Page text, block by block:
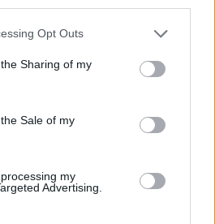
Opt Outs
Sharing of my
Sale of my
my
Advertising.
naprakész gazdasági és
a helyi kkv-szektort.
jelentkezésAz IMF 13%-os
államadósságában...
hírarchívumához
előfizetéses